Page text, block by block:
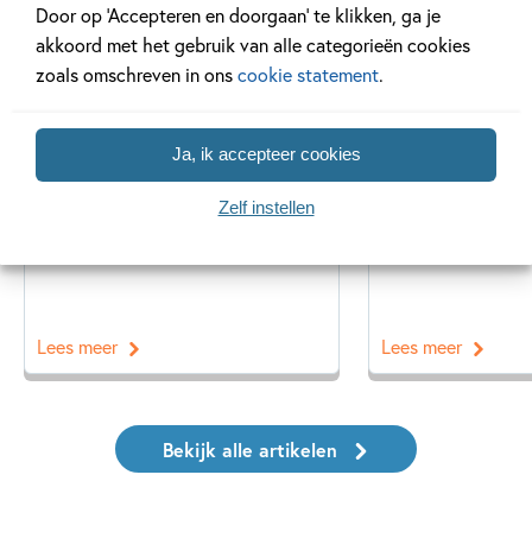
Door op ‘Accepteren en doorgaan’ te klikken, ga je
akkoord met het gebruik van alle categorieën cookies
zoals omschreven in onscookie statement.
Ja, ik accepteer cookies
Zelf instellen
Ons Kinderpanel leest:
Kinderpanel
Lees meer
Tiplijst
Lees meer
Bekijk alle artikelen